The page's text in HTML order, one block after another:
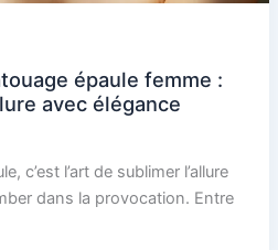
épaule femme :
avec élégance
c’est l’art de sublimer l’allure
dans la provocation. Entre